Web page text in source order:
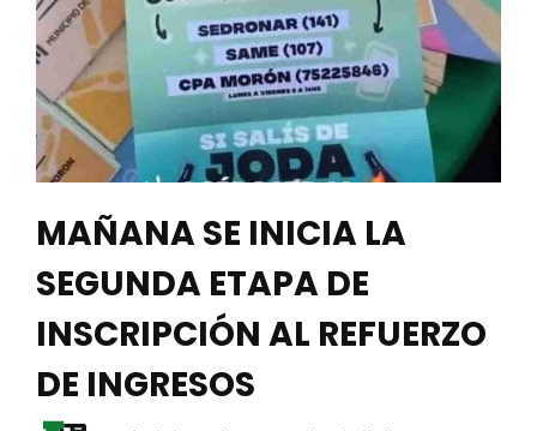
MAÑANA SE INICIA LA
SEGUNDA ETAPA DE
INSCRIPCIÓN AL REFUERZO
DE INGRESOS